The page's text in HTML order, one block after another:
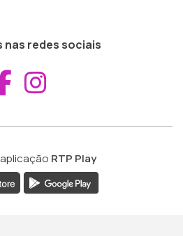
nas redes sociais
Aceder ao
RTP Play